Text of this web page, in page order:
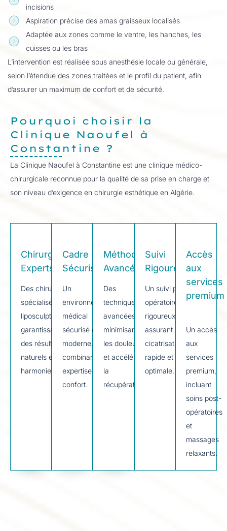
incisions
Aspiration précise des amas graisseux localisés
Adaptée aux zones comme le ventre, les hanches, les
cuisses ou les bras
L’intervention est réalisée sous anesthésie locale ou générale,
selon l’étendue des zones traitées et le profil du patient, afin
d’assurer un maximum de confort et de sécurité.
Pourquoi choisir la
Clinique Naoufel à
Constantine ?
La Clinique Naoufel à Constantine est une clinique médico-
chirurgicale reconnue pour la qualité de sa prise en charge et
son niveau d’exigence en chirurgie esthétique en Algérie.
Chirurgiens
Experts
Des chirurgiens
spécialisés en
liposculpture,
garantissant
des résultats
naturels et
harmonieux.
Cadre
Sécurisé​
Un
environnement
médical
sécurisé et
moderne,
combinant
expertise et
confort.
Méthodes
Avancées​
Des
techniques
avancées
minimisant
les douleurs
et accélérant
la
récupération.
Suivi
Rigoureux​
Un suivi post-
opératoire
rigoureux,
assurant une
cicatrisation
rapide et
optimale.
Accès
aux
services
premium
Un accès
aux
services
premium,
incluant
soins post-
opératoires
et
massages
relaxants.